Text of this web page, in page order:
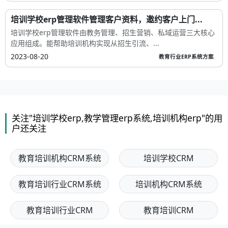
培训学校erp管理软件管理客户资料，邀约客户上门...
培训学校erp管理软件由教务管理、招生营销、私域运营三大核心
应用组成。能帮助培训机构实现从招生引流、...
2023-08-20
教育行业ERP系统方案
关注"培训学校erp,教学管理erp系统,培训机构erp"的用
户还关注
教育培训机构CRM系统 培训学校CRM
教育培训行业CRM系统 培训机构CRM系统
教育培训行业CRM 教育培训CRM